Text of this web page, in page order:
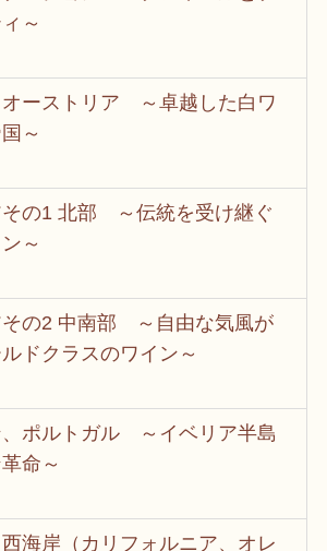
～
オーストリア ～卓越した白ワ
～
その1 北部 ～伝統を受け継ぐ
～
その2 中南部 ～自由な気風が
ドクラスのワイン～
、ポルトガル ～イベリア半島
命～
海岸（カリフォルニア、オレ